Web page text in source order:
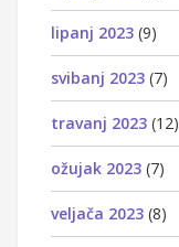
lipanj 2023 (9)
svibanj 2023 (7)
travanj 2023 (12)
ožujak 2023 (7)
veljača 2023 (8)